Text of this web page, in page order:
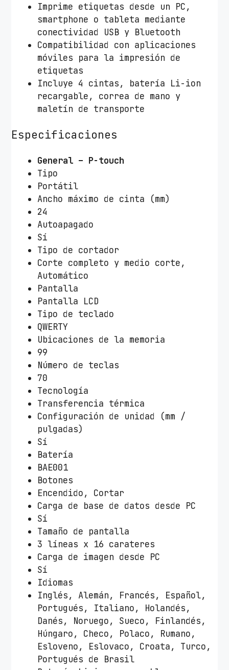
Imprime etiquetas desde un PC,
smartphone o tableta mediante
conectividad USB y Bluetooth
Compatibilidad con aplicaciones
móviles para la impresión de
etiquetas
Incluye 4 cintas, batería Li-ion
recargable, correa de mano y
maletín de transporte
Especificaciones
General – P-touch
Tipo
Portátil
Ancho máximo de cinta (mm)
24
Autoapagado
Sí
Tipo de cortador
Corte completo y medio corte,
Automático
Pantalla
Pantalla LCD
Tipo de teclado
QWERTY
Ubicaciones de la memoria
99
Número de teclas
70
Tecnología
Transferencia térmica
Configuración de unidad (mm /
pulgadas)
Sí
Batería
BAE001
Botones
Encendido, Cortar
Carga de base de datos desde PC
Sí
Tamaño de pantalla
3 líneas x 16 carateres
Carga de imagen desde PC
Sí
Idiomas
Inglés, Alemán, Francés, Español,
Portugués, Italiano, Holandés,
Danés, Noruego, Sueco, Finlandés,
Húngaro, Checo, Polaco, Rumano,
Esloveno, Eslovaco, Croata, Turco,
Portugués de Brasil